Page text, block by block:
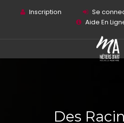
Inscription Se
Aide En
Des